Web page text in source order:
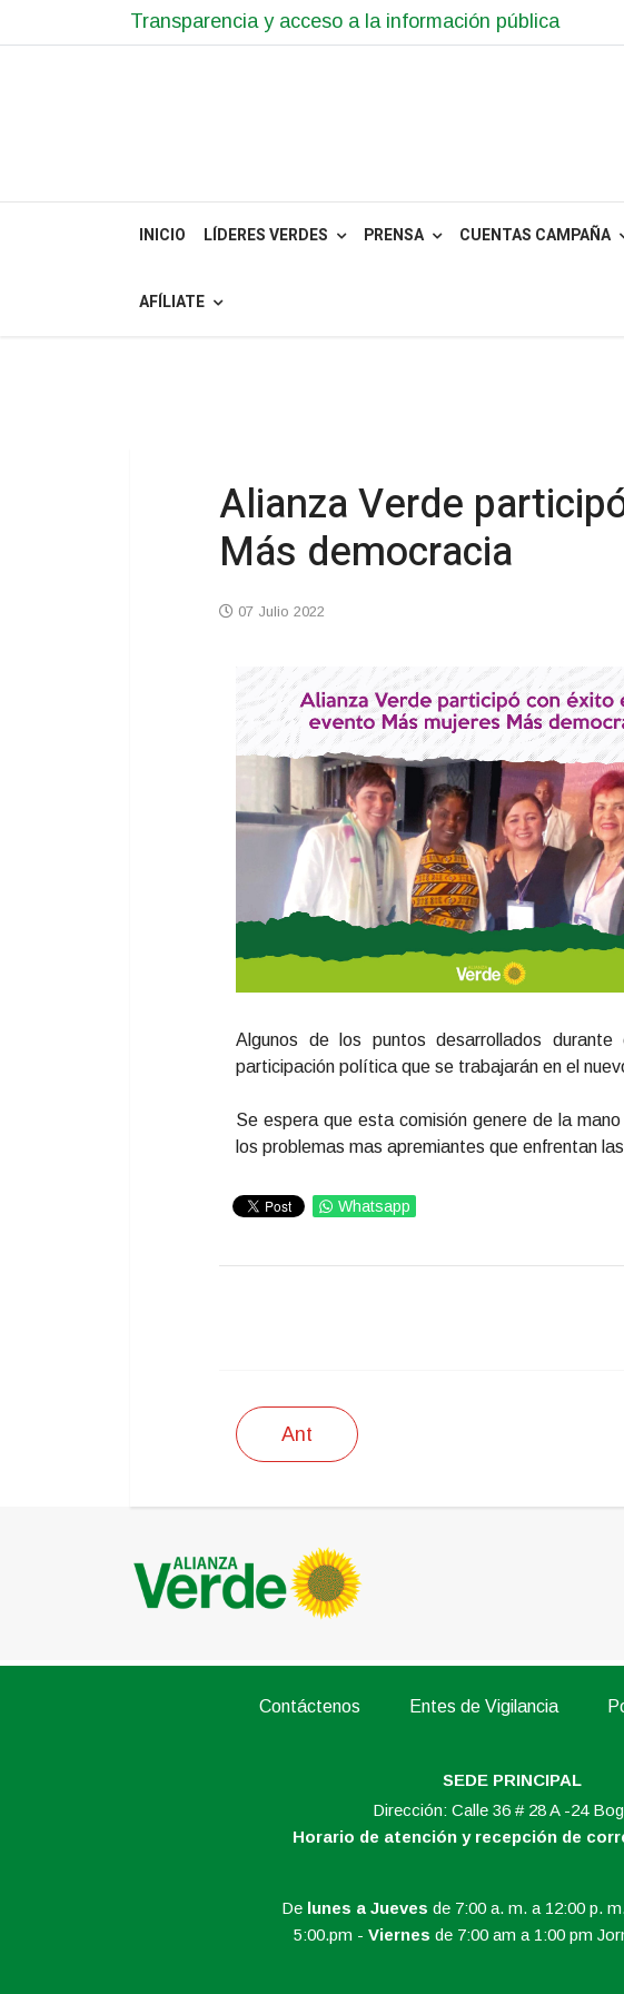
Transparencia y acceso a la información pública
INICIO LÍDERES VERDES PRENSA CUENTAS CAMPAÑA
AFÍLIATE
Alianza Verde
Más democracia
07 Julio 2022
Algunos de los puntos desarrollados
participación política que se trabajarán en el
Se espera que esta comisión genere de la
los problemas mas apremiantes que enfrentan
Whatsapp
Ant
Contáctenos Entes de Vigilancia
SEDE PRINCIPAL
Dirección: Calle 36 # 28 A -24
Horario de atención y recepción de
De lunes a Jueves de 7:00 a. m. a 12:00 p.
5:00.pm - Viernes de 7:00 am a 1:00 pm